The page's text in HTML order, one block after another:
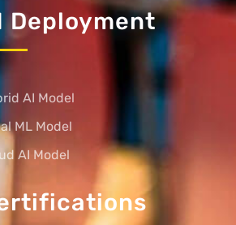
Deployment
AI Model
ML Model
AI Model